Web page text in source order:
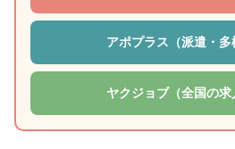
アポプラス（派遣・多
ヤクジョブ（全国の求